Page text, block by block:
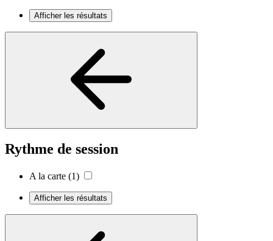
Afficher les résultats
Rythme de session
A la carte (1)
Afficher les résultats